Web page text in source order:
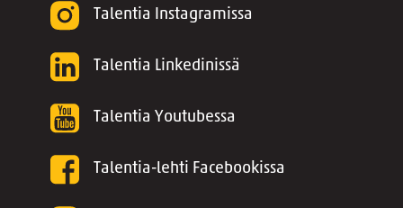
Talentia Instagramissa
Talentia Linkedinissä
Talentia Youtubessa
Talentia-lehti Facebookissa